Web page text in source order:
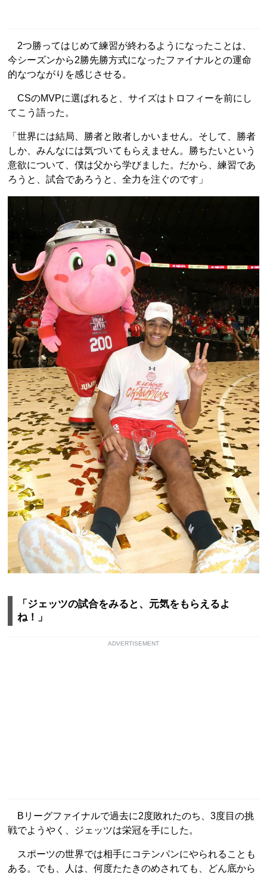
2つ勝ってはじめて練習が終わるようになったことは、
今シーズンから2勝先勝方式になったファイナルとの運命
的なつながりを感じさせる。
CSのMVPに選ばれると、サイズはトロフィーを前にし
てこう語った。
「世界には結局、勝者と敗者しかいません。そして、勝者
しか、みんなには気づいてもらえません。勝ちたいという
意欲について、僕は父から学びました。だから、練習であ
ろうと、試合であろうと、全力を注ぐのです」
「ジェッツの試合をみると、元気をもらえるよ
ね！」
ADVERTISEMENT
Bリーグファイナルで過去に2度敗れたのち、3度目の挑
戦でようやく、ジェッツは栄冠を手にした。
スポーツの世界では相手にコテンパンにやられることも
ある。でも、人は、何度たたきのめされても、どん底から